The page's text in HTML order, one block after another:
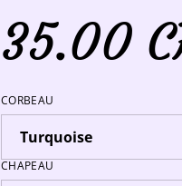
35.00
CORBEAU
CHAPEAU